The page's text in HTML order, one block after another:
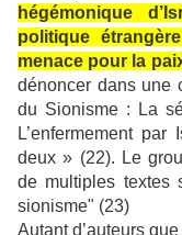
hégémonique
politique
menace pour la
dénoncer dans une
du Sionisme : La
L’enfermement
deux » (22). Le
de multiples textes
sionisme" (23)
Autant d’auteurs